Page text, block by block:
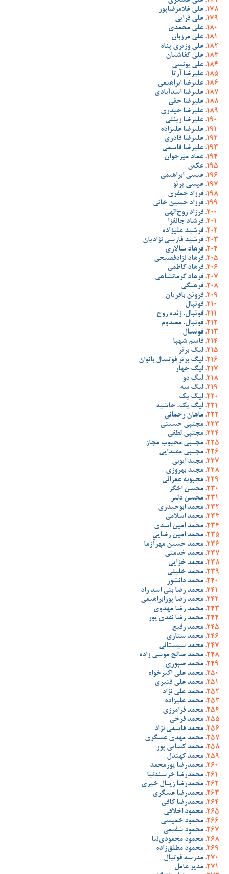
علی غلامرضاپور
علی قرایی
علی محمدی
علی مرزبان
علی وزیری پناه
علی کفاشیان
علی یونسی
علیرضا آرتا
علیرضا ابراهیمی
علیرضا اسدآبادی
علیرضا حقی
علیرضا حیدری
علیرضا زینلی
علیرضا علیزاده
علیرضا قادری
علیرضا قاسمی
عماد میرجوان
عکس
عیسی ابراهیمی
عیسی پرتو
فرزاد جعفری
فرزاد حسین خانی
فرزاد روح‌الهی
فرشاد جانفزا
فرشید علیزاده
فرشید فارسی نژادیان
فرهاد سالاری
فرهاد نژادفصیحی
فرهاد کاظمی
فرهاد کرمانشاهی
فرهنگی
فروتن باقریان
فوتبال
فوتبال، زنده روح
فوتبال، مصدوم
فوتسال
قاسم شهبا
لیگ برتر
لیگ برتر فوتسال بانوان
لیگ چهار
لیگ دو
لیگ سه
لیگ یک
لیگ یک، حاشیه
ماهان رحمانی
مجتبی حسینی
مجتبی لطفی
مجتبی محبوب مجاز
مجتبی مقتدایی
مجید ایوبی
مجید بهروزی
محبوبه عمرانی
محسن اخگر
محسن دلیر
محمد ابوحیدری
محمد اسلامی
محمد امین اسدی
محمد امین رضایی
محمد حسین مهرآزما
محمد خدمتی
محمد خزایی
محمد خلیلی
محمد دانشور
محمد رضا بنی اسد راد
محمد رضا پورابراهیمی
محمد رضا مهدوی
محمد رضا نقدی پور
محمد رفیع
محمد ستاری
محمد سیستانی
محمد صالح موسی زاده
محمد صبوری
محمد علی اکبرخواه
محمد علی قنبری
محمد علی نژاد
محمد علیزاده
محمد فرامرزی
محمد فرخی
محمد قاسمی نژاد
محمد مهدی عسگری
محمد کسایی پور
محمد کهندل
محمدرضا پورمحمد
محمدرضا خرسندنیا
محمدرضا زینال خیری
محمدرضا عسگری
محمدرضا کافی
محمود اخلاقی
محمود خمیسی
محمود شفیعی
محمود محمودی‌نیا
محمود مطلق‌زاده
مدرسه فوتبال
مدیر عامل